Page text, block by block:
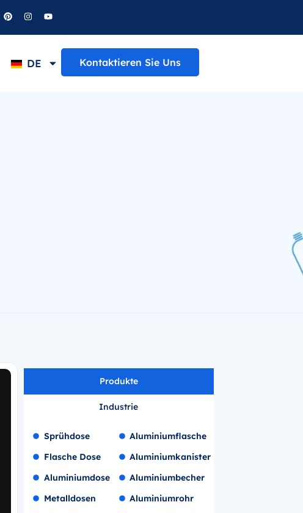
DE Kontaktieren Sie Uns
Produkte
Industrie
Sprühdose
Flasche Dose
Aluminiumdose
Metalldosen
Aluminiumflasche
Aluminiumkanister
Aluminiumbecher
Aluminiumrohr